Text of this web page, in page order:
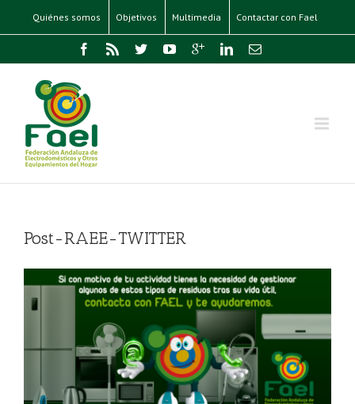
Quiénes somos Objetivos Multimedia Contactar con Fael
Post-RAEE-TWITTER